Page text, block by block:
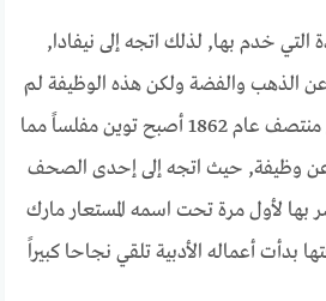
خدم بها, لذلك اتجه إلى نيفادا,
الذهب والفضة ولكن هذه الوظيفة لم
تدم طويلاً, في منتصف عام 1862 أصبح توين مفلساً مما
وظيفة, حيث اتجه إلى إحدى الصحف
بها لأول مرة تحت اسمه المستعار مارك
بدأت أعماله الأدبية تلقي نجاحا كبيراً